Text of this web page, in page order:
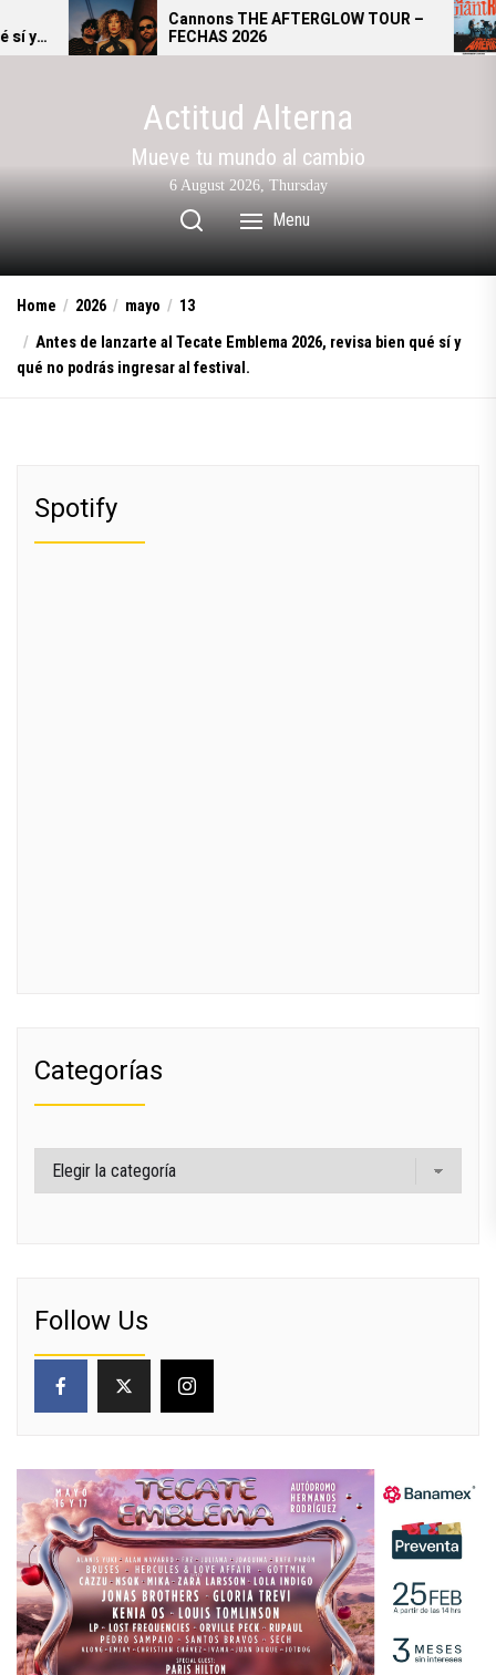
to
Cannons THE AFTERGLOW TOUR –
FECHAS 2026
Giant
se convierte
alternativo
Actitud Alterna
Mueve tu mundo al cambio
6 August 2026, Thursday
Menu
Home 2026 mayo
13
Antes de lanzarte al Tecate Emblema 2026, revisa bien qué sí y
qué no podrás ingresar al festival.
Spotify
Categorías
Categorías
Follow Us